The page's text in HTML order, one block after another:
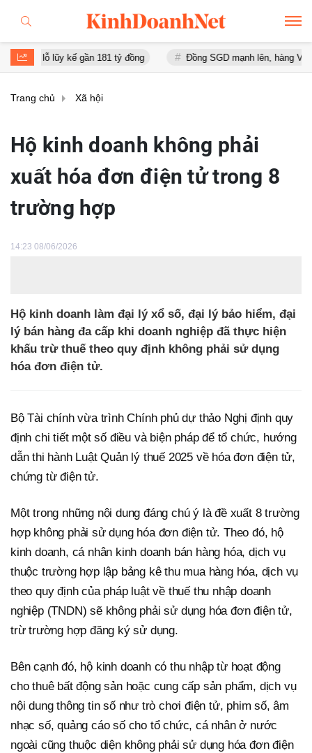
lỗ lũy kế gần 181 tỷ đồng Đồng SGD mạnh lên, hàng Việt có
Trang chủ Xã hội
Hộ kinh doanh không phải
xuất hóa đơn điện tử trong 8
trường hợp
14:23 08/06/2026
Hộ kinh doanh làm đại lý xổ số, đại lý bảo hiểm, đại
lý bán hàng đa cấp khi doanh nghiệp đã thực hiện
khấu trừ thuế theo quy định không phải sử dụng
hóa đơn điện tử.
Bộ Tài chính vừa trình Chính phủ dự thảo Nghị định quy
định chi tiết một số điều và biện pháp để tổ chức, hướng
dẫn thi hành Luật Quản lý thuế 2025 về hóa đơn điện tử,
chứng từ điện tử.
Một trong những nội dung đáng chú ý là đề xuất 8 trường
hợp không phải sử dụng hóa đơn điện tử. Theo đó, hộ
kinh doanh, cá nhân kinh doanh bán hàng hóa, dịch vụ
thuộc trường hợp lập bảng kê thu mua hàng hóa, dịch vụ
theo quy định của pháp luật về thuế thu nhập doanh
nghiệp (TNDN) sẽ không phải sử dụng hóa đơn điện tử,
trừ trường hợp đăng ký sử dụng.
Bên cạnh đó, hộ kinh doanh có thu nhập từ hoạt động
cho thuê bất động sản hoặc cung cấp sản phẩm, dịch vụ
nội dung thông tin số như trò chơi điện tử, phim số, âm
nhạc số, quảng cáo số cho tổ chức, cá nhân ở nước
ngoài cũng thuộc diện không phải sử dụng hóa đơn điện